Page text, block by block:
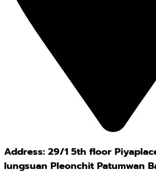
Address: 29/1 5th floor
lungsuan Pleonchit Patumwan